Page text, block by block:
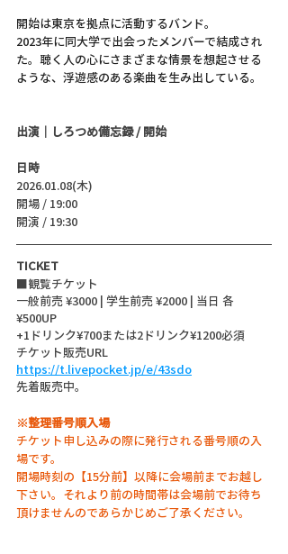
開始は東京を拠点に活動するバンド。
2023年に同大学で出会ったメンバーで結成され
た。聴く人の心にさまざまな情景を想起させる
ような、浮遊感のある楽曲を生み出している。
出演｜しろつめ備忘録 / 開始
日時
2026.01.08(木)
開場 / 19:00
開演 / 19:30
TICKET
■観覧チケット
一般前売 ¥3000 | 学生前売 ¥2000 | 当日 各
¥500UP
+1ドリンク¥700または2ドリンク¥1200必須
チケット販売URL
https://t.livepocket.jp/e/43sdo
先着販売中。
※整理番号順入場
チケット申し込みの際に発行される番号順の入
場です。
開場時刻の【15分前】以降に会場前までお越し
下さい。それより前の時間帯は会場前でお待ち
頂けませんのであらかじめご了承ください。